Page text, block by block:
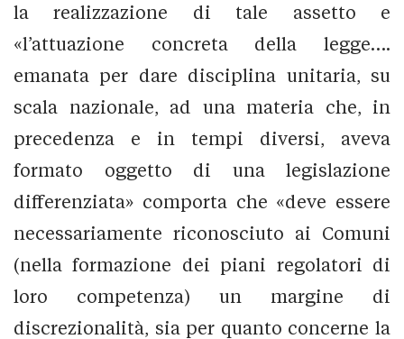
la realizzazione di tale assetto e
«l’attuazione concreta della legge….
emanata per dare disciplina unitaria, su
scala nazionale, ad una materia che, in
precedenza e in tempi diversi, aveva
formato oggetto di una legislazione
differenziata» comporta che «deve essere
necessariamente riconosciuto ai Comuni
(nella formazione dei piani regolatori di
loro competenza) un margine di
discrezionalità, sia per quanto concerne la